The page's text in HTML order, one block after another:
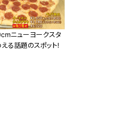
ニューヨークスタ
る話題のスポット!